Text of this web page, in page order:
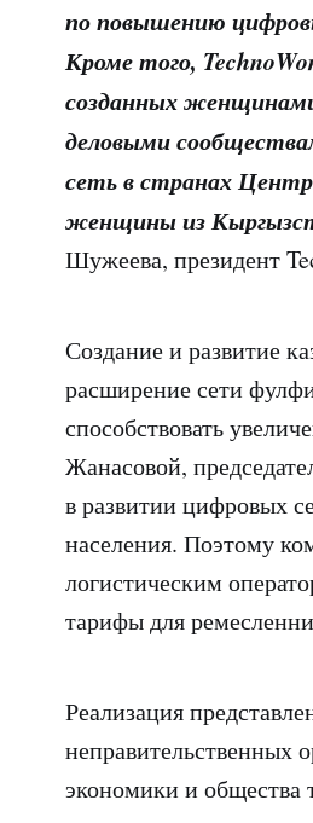
по повышению
Кроме того,
созданных
деловыми
сеть в странах
женщины из
Шужеева, президент
Создание и развитие
расширение сети
способствовать
Жанасовой,
в развитии цифровых
населения. Поэтому
логистическим
тарифы для
Реализация
неправительственных
экономики и